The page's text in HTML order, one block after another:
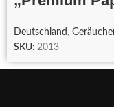
Deutschland ,
SKU: 2013